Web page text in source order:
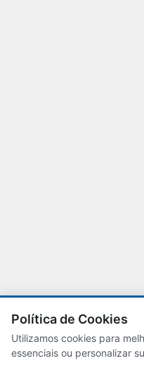
Política de Cookies
Utilizamos cookies para
essenciais ou personalizar